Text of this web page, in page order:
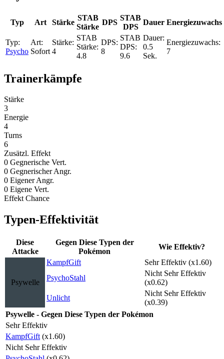
Typ Art Stärke
STAB
Stärke
DPS
STAB
DPS
Dauer Energiezuwachs
Psycho Sofort 4
4.8
8
9.6
0.5
Sek.
7
Trainerkämpfe
Stärke
3
Energie
4
Turns
6
Zusätzl. Effekt
0 Gegnerische Vert.
0 Gegnerischer Angr.
0 Eigener Angr.
0 Eigene Vert.
Effekt Chance
Typen-Effektivität
Diese
Attacke
Gegen Diese Typen der
Pokémon
Wie Effektiv?
Psywelle
KampfGift
Sehr Effektiv (x1.60)
PsychoStahl
Nicht Sehr Effektiv
(x0.62)
Unlicht
Nicht Sehr Effektiv
(x0.39)
Psywelle - Gegen Diese Typen der Pokémon
Sehr Effektiv
KampfGift (x1.60)
Nicht Sehr Effektiv